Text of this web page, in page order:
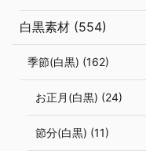
白黒素材 (554)
季節(白黒) (162)
お正月(白黒) (24)
節分(白黒) (11)